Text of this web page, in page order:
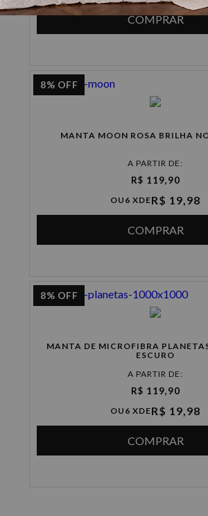
COMPRAR
8% OFF
MANTA MOON ROSA BRILHA
A PARTIR DE:
R$ 119,90
OU 6 XDER$ 19,98
COMPRAR
8% OFF
MANTA DE MICROFIBRA PLANETAS BRILHA NO
ESCURO
A PARTIR DE:
R$ 119,90
OU 6 XDER$ 19,98
COMPRAR